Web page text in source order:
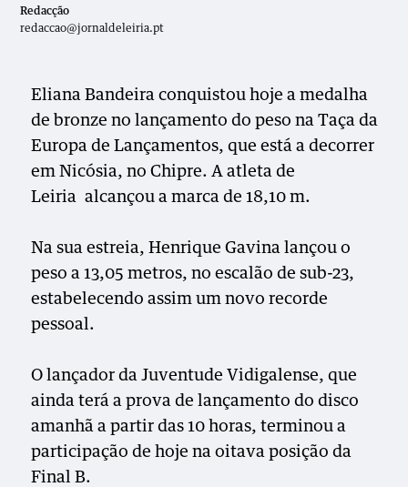
Redacção
redaccao@jornaldeleiria.pt
Eliana Bandeira conquistou hoje a medalha
de bronze no lançamento do peso na Taça da
Europa de Lançamentos, que está a decorrer
em Nicósia, no Chipre. A atleta de
Leiria alcançou a marca de 18,10 m.
Na sua estreia, Henrique Gavina lançou o
peso a 13,05 metros, no escalão de sub-23,
estabelecendo assim um novo recorde
pessoal.
O lançador da Juventude Vidigalense, que
ainda terá a prova de lançamento do disco
amanhã a partir das 10 horas, terminou a
participação de hoje na oitava posição da
Final B.